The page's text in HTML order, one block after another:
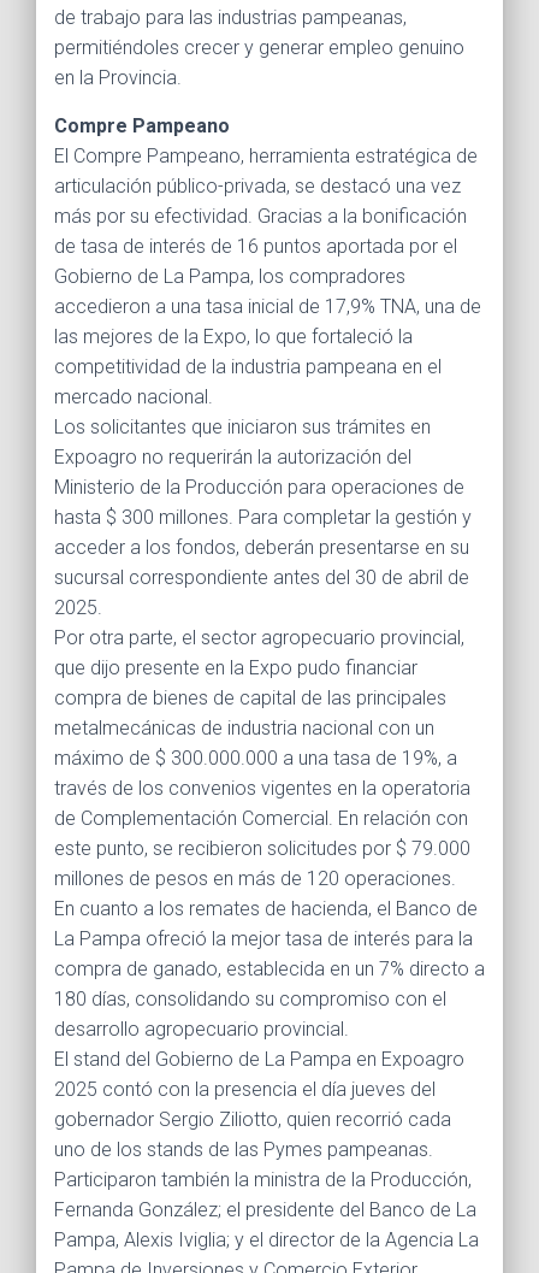
de trabajo para las industrias pampeanas,
permitiéndoles crecer y generar empleo genuino
en la Provincia.
Compre Pampeano
El Compre Pampeano, herramienta estratégica de
articulación público-privada, se destacó una vez
más por su efectividad. Gracias a la bonificación
de tasa de interés de 16 puntos aportada por el
Gobierno de La Pampa, los compradores
accedieron a una tasa inicial de 17,9% TNA, una de
las mejores de la Expo, lo que fortaleció la
competitividad de la industria pampeana en el
mercado nacional.
Los solicitantes que iniciaron sus trámites en
Expoagro no requerirán la autorización del
Ministerio de la Producción para operaciones de
hasta $ 300 millones. Para completar la gestión y
acceder a los fondos, deberán presentarse en su
sucursal correspondiente antes del 30 de abril de
2025.
Por otra parte, el sector agropecuario provincial,
que dijo presente en la Expo pudo financiar
compra de bienes de capital de las principales
metalmecánicas de industria nacional con un
máximo de $ 300.000.000 a una tasa de 19%, a
través de los convenios vigentes en la operatoria
de Complementación Comercial. En relación con
este punto, se recibieron solicitudes por $ 79.000
millones de pesos en más de 120 operaciones.
En cuanto a los remates de hacienda, el Banco de
La Pampa ofreció la mejor tasa de interés para la
compra de ganado, establecida en un 7% directo a
180 días, consolidando su compromiso con el
desarrollo agropecuario provincial.
El stand del Gobierno de La Pampa en Expoagro
2025 contó con la presencia el día jueves del
gobernador Sergio Ziliotto, quien recorrió cada
uno de los stands de las Pymes pampeanas.
Participaron también la ministra de la Producción,
Fernanda González; el presidente del Banco de La
Pampa, Alexis Iviglia; y el director de la Agencia La